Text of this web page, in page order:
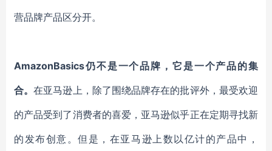
营品牌产品区分开。
AmazonBasics仍不是一个品牌，它是一个产品的集
合。在亚马逊上，除了围绕品牌存在的批评外，最受欢迎
的产品受到了消费者的喜爱，亚马逊似乎正在定期寻找新
的发布创意。但是，在亚马逊上数以亿计的产品中，